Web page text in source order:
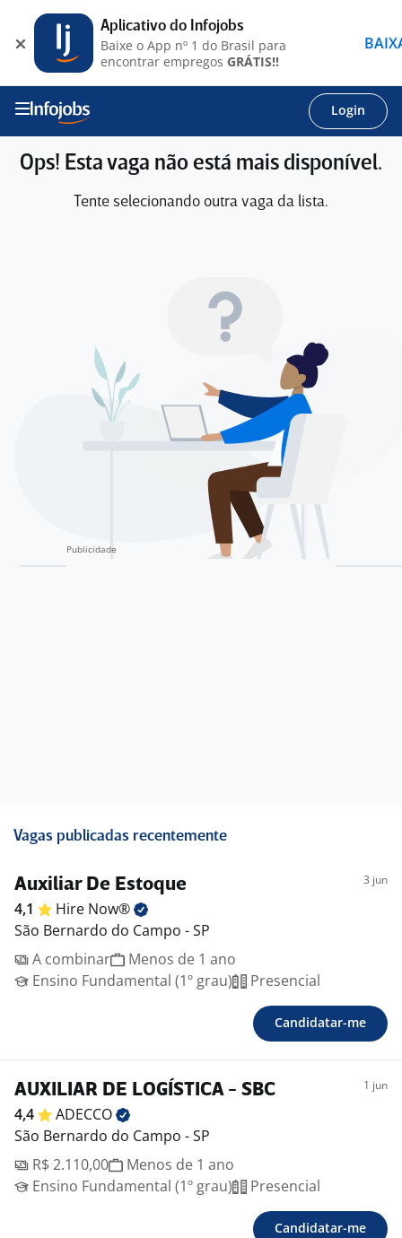
Login
Ops! Esta vaga não está mais disponível.
Tente selecionando outra vaga da lista.
Vagas publicadas recentemente
Auxiliar De Estoque 3 jun
4,1 Hire Now®
São Bernardo do Campo - SP
A combinar
Menos de 1 ano
Ensino Fundamental (1º grau)
Presencial
Candidatar-me
AUXILIAR DE LOGÍSTICA - SBC 1 jun
4,4
ADECCO
São Bernardo do Campo - SP
R$ 2.110,00
Menos de 1 ano
Ensino Fundamental (1º grau)
Presencial
Candidatar-me
Aplicativo do Infojobs
Baixe o App nº 1 do Brasil para
encontrar empregos GRÁTIS!!